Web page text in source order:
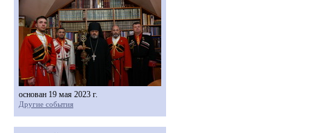
основан 19 мая 2023 г.
Другие события